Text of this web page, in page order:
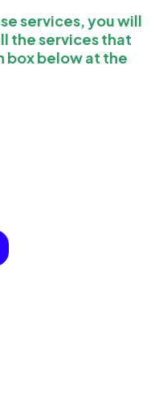
services, you will
the services that
box below at the